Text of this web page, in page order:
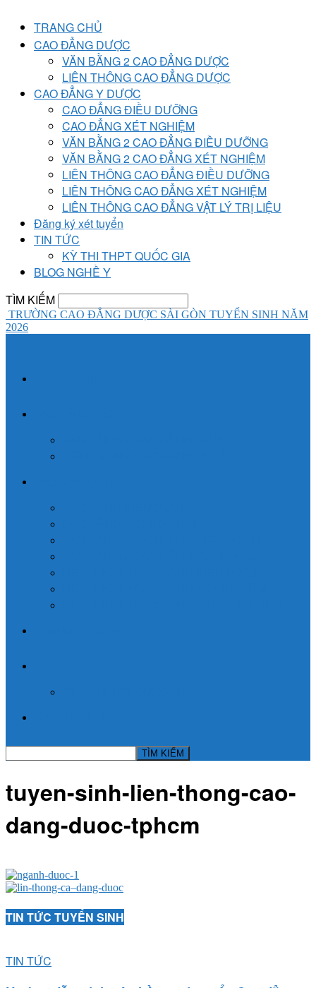
TRANG CHỦ
CAO ĐẲNG DƯỢC
VĂN BẰNG 2 CAO ĐẲNG DƯỢC
LIÊN THÔNG CAO ĐẲNG DƯỢC
CAO ĐẲNG Y DƯỢC
CAO ĐẲNG ĐIỀU DƯỠNG
CAO ĐẲNG XÉT NGHIỆM
VĂN BẰNG 2 CAO ĐẲNG ĐIỀU DƯỠNG
VĂN BẰNG 2 CAO ĐẲNG XÉT NGHIỆM
LIÊN THÔNG CAO ĐẲNG ĐIỀU DƯỠNG
LIÊN THÔNG CAO ĐẲNG XÉT NGHIỆM
LIÊN THÔNG CAO ĐẲNG VẬT LÝ TRỊ LIỆU
Đăng ký xét tuyển
TIN TỨC
KỲ THI THPT QUỐC GIA
BLOG NGHỀ Y
TÌM KIẾM
TRƯỜNG CAO ĐẲNG DƯỢC SÀI GÒN TUYỂN SINH NĂM
2026
tuyen-sinh-lien-thong-cao-
dang-duoc-tphcm
TIN TỨC TUYỂN SINH
TIN TỨC